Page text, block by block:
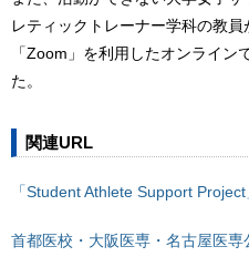
レティックトレーナー学科の教
「Zoom」を利用したオンライン
た。
関連URL
「Student Athlete Support Project
首都医校・大阪医専・名古屋医専